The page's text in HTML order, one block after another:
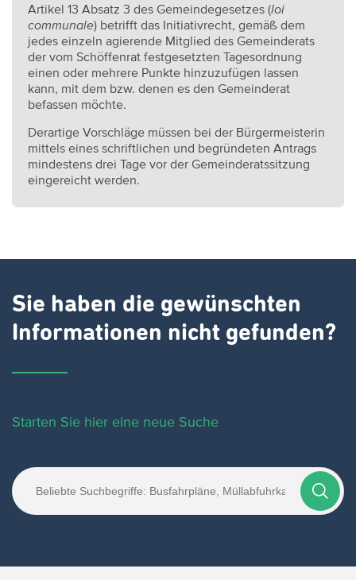
Artikel 13 Absatz 3 des Gemeindegesetzes (loi
communale) betrifft das Initiativrecht, gemäß dem
jedes einzeln agierende Mitglied des Gemeinderats
der vom Schöffenrat festgesetzten Tagesordnung
einen oder mehrere Punkte hinzuzufügen lassen
kann, mit dem bzw. denen es den Gemeinderat
befassen möchte.
Derartige Vorschläge müssen bei der Bürgermeisterin
mittels eines schriftlichen und begründeten Antrags
mindestens drei Tage vor der Gemeinderatssitzung
eingereicht werden.
Sie haben die gewünschten
Informationen nicht gefunden?
Starten Sie hier eine neue Suche